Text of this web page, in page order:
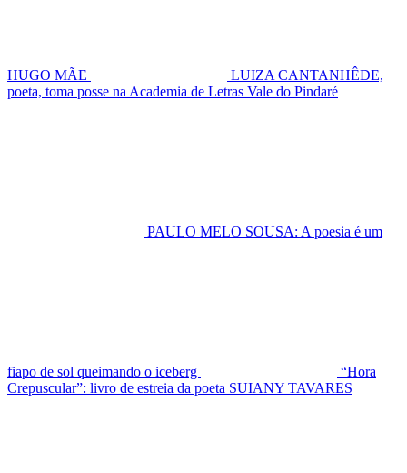
HUGO MÃE
LUIZA CANTANHÊDE,
poeta, toma posse na Academia de Letras Vale do Pindaré
PAULO MELO SOUSA: A poesia é um
fiapo de sol queimando o iceberg
“Hora
Crepuscular”: livro de estreia da poeta SUIANY TAVARES